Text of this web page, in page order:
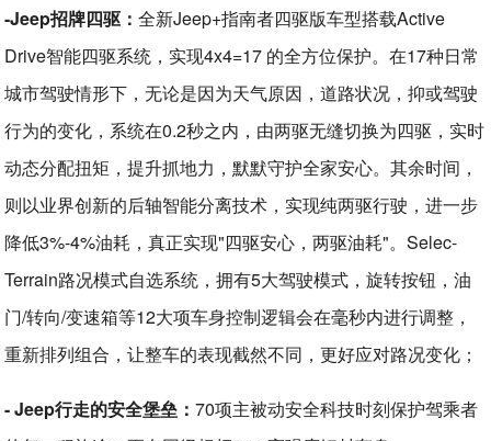
-Jeep招牌四驱：全新Jeep+指南者四驱版车型搭载Active
Drive智能四驱系统，实现4x4=17 的全方位保护。在17种日常
城市驾驶情形下，无论是因为天气原因，道路状况，抑或驾驶
行为的变化，系统在0.2秒之内，由两驱无缝切换为四驱，实时
动态分配扭矩，提升抓地力，默默守护全家安心。其余时间，
则以业界创新的后轴智能分离技术，实现纯两驱行驶，进一步
降低3%-4%油耗，真正实现"四驱安心，两驱油耗"。Selec-
Terrain路况模式自选系统，拥有5大驾驶模式，旋转按钮，油
门/转向/变速箱等12大项车身控制逻辑会在毫秒内进行调整，
重新排列组合，让整车的表现截然不同，更好应对路况变化；
- Jeep行走的安全堡垒：70项主被动安全科技时刻保护驾乘者